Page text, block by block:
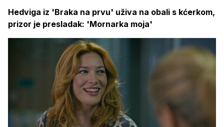
Hedviga iz 'Braka na prvu' uživa na obali s kćerkom,
prizor je presladak: 'Mornarka moja'